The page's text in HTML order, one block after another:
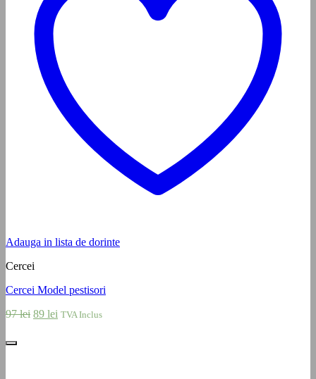
Adauga in lista de dorinte
Cercei
Cercei Model pestisori
97lei Prețul
89 lei Prețul
TVA Inclus